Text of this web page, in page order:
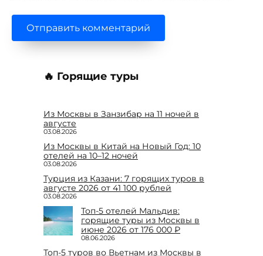
🔥 Горящие туры
Из Москвы в Занзибар на 11 ночей в
августе
03.08.2026
Из Москвы в Китай на Новый Год: 10
отелей на 10–12 ночей
03.08.2026
Турция из Казани: 7 горящих туров в
августе 2026 от 41 100 рублей
03.08.2026
Топ-5 отелей Мальдив:
горящие туры из Москвы в
июне 2026 от 176 000 ₽
08.06.2026
Топ-5 туров во Вьетнам из Москвы в